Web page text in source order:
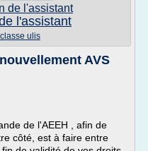
de l'assistant
l'assistant
ulis
AVS
de l'AEEH , afin de
côté, est à faire entre